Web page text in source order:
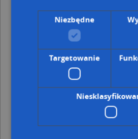
Jasińskiego 32, 37-700 Przemyśl
Adresy w pobliżu
Przemyśl, Zielińskiego Zygmunta 12,
Przemyśl, Zielińskiego Zygmunta 35,
Przemyśl, Zielińskiego Zygmunta 33,
Przemyśl, Zielińskiego Zygmunta 37,
Przemyśl, Zielińskiego Zygmunta 31,
Niezbędne
Targetowanie